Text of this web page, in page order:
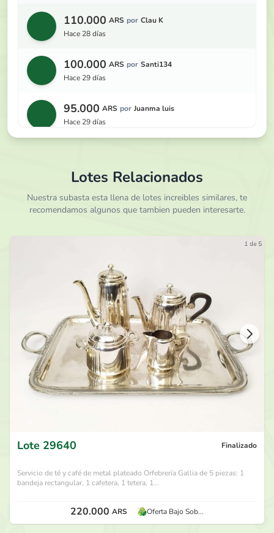
110.000 ARS por Clau K
hace 28 días
100.000 ARS por Santi134
hace 29 días
95.000 ARS por Juanma luis
hace 29 días
85.000 ARS por Indigo
hace 30 días
75.000 ARS por
hace 30 días
70.000 ARS por
Clau K
hace 30 días
65.000 ARS por Nico Ve
hace 30 días
Lotes Relacionados
Nuestra subasta esta llena de lotes increibles similares, te
recomendamos algunos que tambien pueden interesarte.
1 de 5
Lote 29640 Finalizado
Servicio de té y café de metal plateado Orfebrería Gallia de 5 piezas: 1
bandeja rectangular, 1 cafetera, 1 tetera, 1...
220.000 ARS Oferta Bajo Sob...